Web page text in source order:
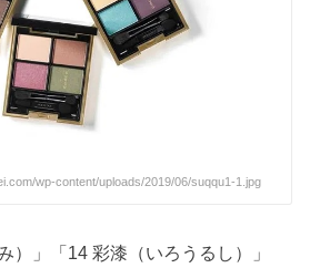
wp-content/uploads/2019/06/suqqu1-1.jpg
）」「14 彩漆（いろうるし）」